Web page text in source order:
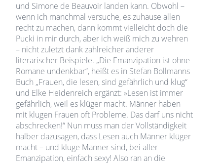
und Simone de Beauvoir landen kann. Obwohl –
wenn ich manchmal versuche, es zuhause allen
recht zu machen, dann kommt vielleicht doch die
Pucki in mir durch, aber ich weiß mich zu wehren
– nicht zuletzt dank zahlreicher anderer
literarischer Beispiele. „Die Emanzipation ist ohne
Romane undenkbar“, heißt es in Stefan Bollmanns
Buch „Frauen, die lesen, sind gefährlich und klug“
und Elke Heidenreich ergänzt: »Lesen ist immer
gefährlich, weil es klüger macht. Männer haben
mit klugen Frauen oft Probleme. Das darf uns nicht
abschrecken!“ Nun muss man der Vollständigkeit
halber dazusagen, dass Lesen auch Männer klüger
macht – und kluge Männer sind, bei aller
Emanzipation, einfach sexy! Also ran an die